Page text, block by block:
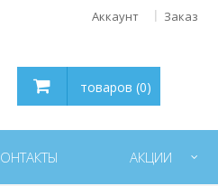
Аккаунт Заказ
товаров (0)
АКЦИИ